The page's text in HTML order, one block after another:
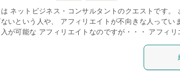
ネットビジネス・コンサルタントのクエストです。
ないという人や、 アフィリエイトが不向きな人ってい
が可能な アフィリエイトなのですが・・・ アフィ